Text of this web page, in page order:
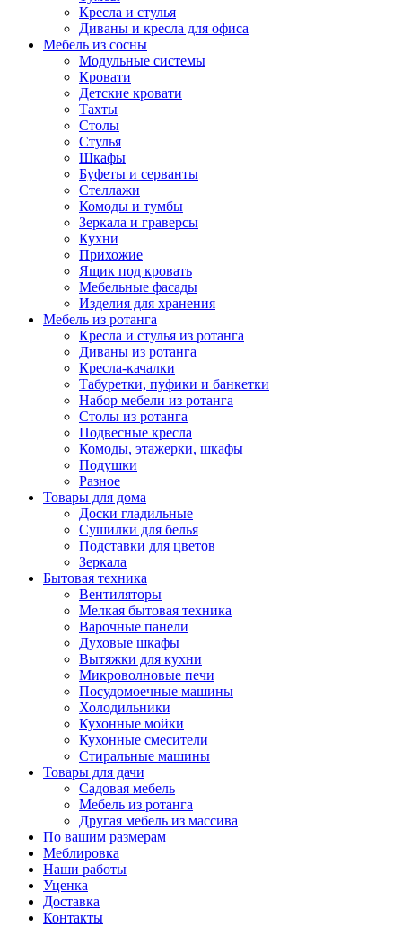
Кресла и стулья
Диваны и кресла для офиса
Мебель из сосны
Модульные системы
Кровати
Детские кровати
Тахты
Столы
Стулья
Шкафы
Буфеты и серванты
Стеллажи
Комоды и тумбы
Зеркала и граверсы
Кухни
Прихожие
Ящик под кровать
Мебельные фасады
Изделия для хранения
Мебель из ротанга
Кресла и стулья из ротанга
Диваны из ротанга
Кресла-качалки
Табуретки, пуфики и банкетки
Набор мебели из ротанга
Столы из ротанга
Подвесные кресла
Комоды, этажерки, шкафы
Подушки
Разное
Товары для дома
Доски гладильные
Сушилки для белья
Подставки для цветов
Зеркала
Бытовая техника
Вентиляторы
Мелкая бытовая техника
Варочные панели
Духовые шкафы
Вытяжки для кухни
Микроволновые печи
Посудомоечные машины
Холодильники
Кухонные мойки
Кухонные смесители
Стиральные машины
Товары для дачи
Садовая мебель
Мебель из ротанга
Другая мебель из массива
По вашим размерам
Меблировка
Наши работы
Уценка
Доставка
Контакты